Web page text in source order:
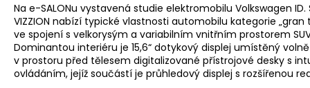
Na e-SALONu vystavená studie elektromobilu Volkswagen ID.
VIZZION nabízí typické vlastnosti automobilu kategorie „gran
ve spojení s velkorysým a variabilním vnitřním prostorem
Dominantou interiéru je 15,6“ dotykový displej umístěný volně
v prostoru před tělesem digitalizované přístrojové desky s
ovládáním, jejíž součástí je průhledový displej s rozšířenou